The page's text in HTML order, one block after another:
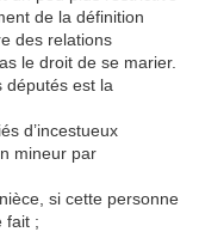
de la définition
des relations
le droit de se marier.
députés est la
d’incestueux
mineur par
si cette personne
fait ;